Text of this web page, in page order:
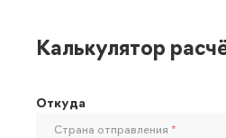
Калькулятор
Откуда
Страна отправления *